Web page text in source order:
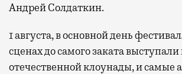
Андрей Солдаткин.
1 августа, в основной день
сценах до самого заката
отечественной клоунады, и самые